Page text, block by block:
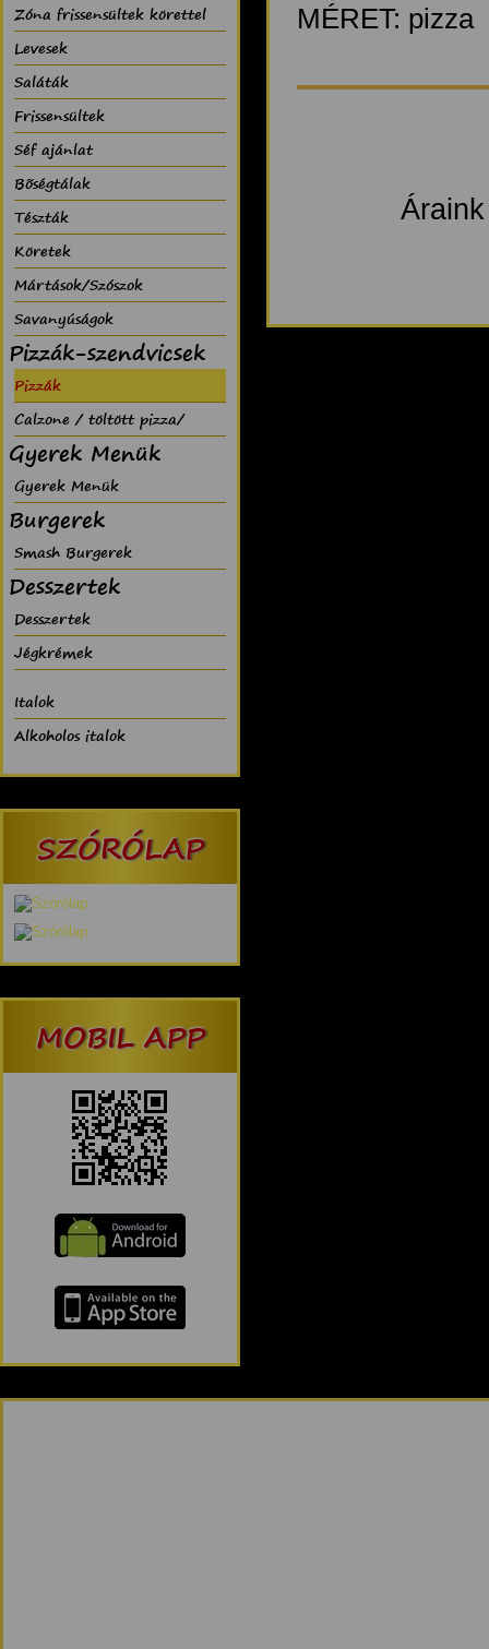
Zóna frissensültek körettel
Levesek
Saláták
Frissensültek
Séf ajánlat
Bõségtálak
Tészták
Köretek
Mártások/Szószok
Savanyúságok
Pizzák-szendvicsek
Pizzák
Calzone / töltött pizza/
Gyerek Menük
Gyerek Menük
Burgerek
Smash Burgerek
Desszertek
Desszertek
Jégkrémek
Italok
Alkoholos italok
SZÓRÓLAP
MOBIL APP
MÉRET: pizza